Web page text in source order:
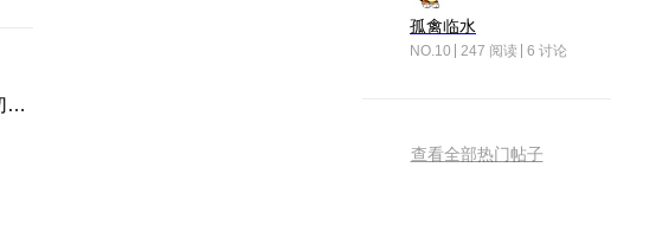
荣耀任意门直接封神！抖音、小红书、微信、QQ 、快手里的动图，长按一拖就能互发，不用保存、不用切软件，评论区 ...
孤禽临水
NO.10 247 阅读 6 讨论
查看全部热门帖子